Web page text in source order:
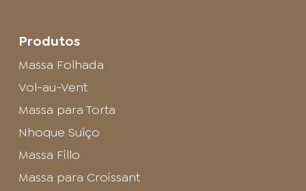
Produtos
Massa Folhada
Vol-au-Vent
Massa para Torta
Nhoque Suíço
Massa Fillo
Massa para Croissant